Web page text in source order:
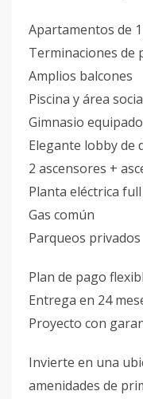
Apartamentos de
Terminaciones de
Amplios balcones
Piscina y área
Gimnasio equipado
Elegante lobby de
2 ascensores +
Planta eléctrica full
Gas común
Parqueos privados
Plan de pago
Entrega en 24
Proyecto con
Invierte en una
amenidades de